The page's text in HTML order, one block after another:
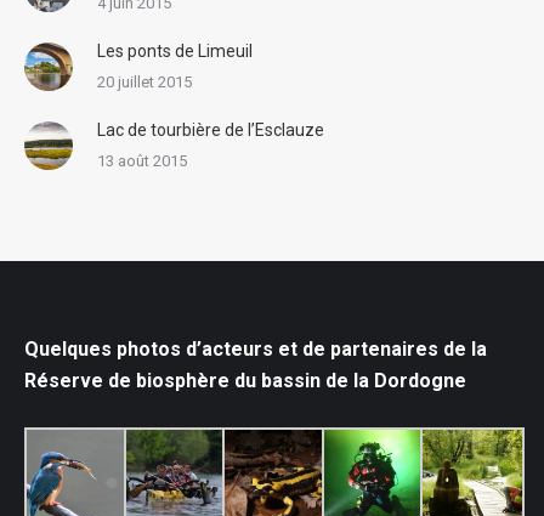
Les ponts de Limeuil
20 juillet 2015
Lac de tourbière de l’Esclauze
13 août 2015
Quelques photos d’acteurs et de partenaires de la
Réserve de biosphère du bassin de la Dordogne